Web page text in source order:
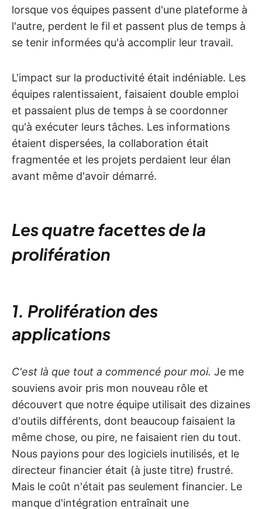
lorsque vos équipes passent d'une plateforme à
l'autre, perdent le fil et passent plus de temps à
se tenir informées qu'à accomplir leur travail.
L'impact sur la productivité était indéniable. Les
équipes ralentissaient, faisaient double emploi
et passaient plus de temps à se coordonner
qu'à exécuter leurs tâches. Les informations
étaient dispersées, la collaboration était
fragmentée et les projets perdaient leur élan
avant même d'avoir démarré.
Les quatre facettes de la
prolifération
1. Prolifération des
applications
C'est là que tout a commencé pour moi. Je me
souviens avoir pris mon nouveau rôle et
découvert que notre équipe utilisait des dizaines
d'outils différents, dont beaucoup faisaient la
même chose, ou pire, ne faisaient rien du tout.
Nous payions pour des logiciels inutilisés, et le
directeur financier était (à juste titre) frustré.
Mais le coût n'était pas seulement financier. Le
manque d'intégration entraînait une